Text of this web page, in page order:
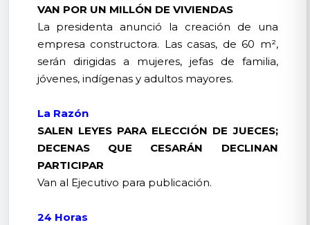
VAN POR UN MILLÓN DE VIVIENDAS
La presidenta anunció la creación de una
empresa constructora. Las casas, de 60 m²,
serán dirigidas a mujeres, jefas de familia,
jóvenes, indígenas y adultos mayores.
La Razón
SALEN LEYES PARA ELECCIÓN DE JUECES;
DECENAS QUE CESARÁN DECLINAN
PARTICIPAR
Van al Ejecutivo para publicación.
24 Horas